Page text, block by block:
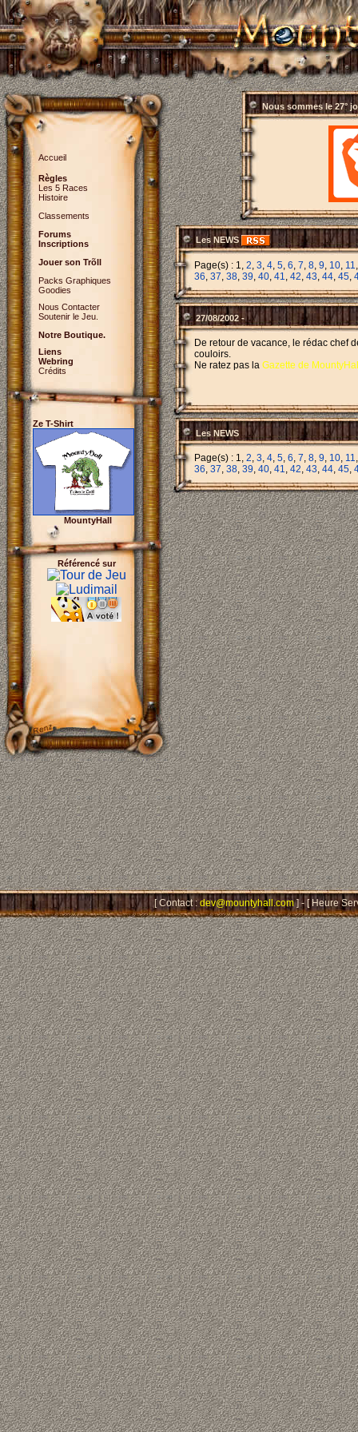
Accueil
Règles
Les 5 Races
Histoire
Classements
Forums
Inscriptions
Jouer son Trõll
Packs Graphiques
Goodies
Nous Contacter
Soutenir le Jeu.
Notre Boutique.
Liens
Webring
Crédits
Ze T-Shirt
MountyHall
Référencé sur
Nous sommes le 27°
Les NEWS
Page(s) : 1, 2, 3, 4, 5, 6, 7, 8, 9, 10, 11
36, 37, 38, 39, 40, 41, 42, 43, 44, 45,
27/08/2002 -
De retour de vacance, le rédac chef
couloirs.
Ne ratez pas la Gazette de
Les NEWS
Page(s) : 1, 2, 3, 4, 5, 6, 7, 8, 9, 10, 11
36, 37, 38, 39, 40, 41, 42, 43, 44, 45,
[ Contact :dev@mountyhall.com] - [ Heure